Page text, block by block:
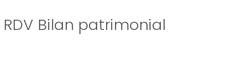
RDV Bilan patrimonial